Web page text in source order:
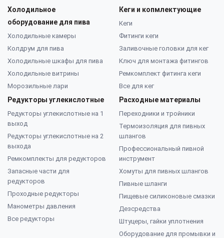
Холодильное
оборудование для пива
Холодильные камеры
Колдрум для пива
Холодильные шкафы для пива
Холодильные витрины
Морозильные лари
Редукторы углекислотные
Редукторы углекислотные на 1
выход
Редукторы углекислотные на 2
выхода
Ремкомплекты для редукторов
Запасные части для
редукторов
Проходные редукторы
Манометры давления
Все редукторы
Кеги и копмлектующие
Кеги
Фитинги кеги
Заливочные головки для кег
Ключ для монтажа фитингов
Ремкомплект фитинга кеги
Все для кег
Расходные материалы
Переходники и тройники
Термоизоляция для пивных
шлангов
Профессиональный пивной
инструмент
Хомуты для пивных шлангов
Пивные шланги
Пищевые силиконовые смазки
Дезсредства
Штуцеры, гайки уплотнения
Оборудование для промывки и